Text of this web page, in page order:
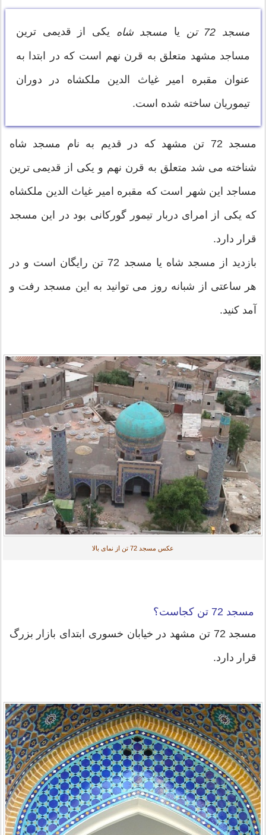
مسجد 72 تن یا مسجد شاه یکی از قدیمی ترین
مساجد مشهد متعلق به قرن نهم است که در ابتدا به
عنوان مقبره امیر غیاث الدین ملکشاه در دوران
تیموریان ساخته شده است.
مسجد 72 تن مشهد که در قدیم به نام مسجد شاه
شناخته می شد متعلق به قرن نهم و یکی از قدیمی ترین
مساجد این شهر است که مقبره امیر غیاث الدین ملکشاه
که یکی از امرای دربار تیمور گورکانی بود در این مسجد
قرار دارد.
بازدید از مسجد شاه یا مسجد 72 تن رایگان است و در
هر ساعتی از شبانه روز می توانید به این مسجد رفت و
آمد کنید.
عکس مسجد 72 تن از نمای بالا
مسجد 72 تن کجاست؟
مسجد 72 تن مشهد در خیابان خسوری ابتدای بازار بزرگ
قرار دارد.